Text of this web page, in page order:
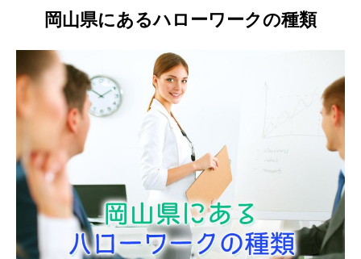
岡山県にあるハローワークの種類